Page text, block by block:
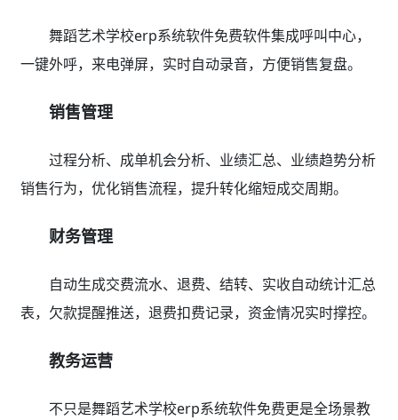
舞蹈艺术学校erp系统软件免费软件集成呼叫中心，
一键外呼，来电弹屏，实时自动录音，方便销售复盘。
销售管理
过程分析、成单机会分析、业绩汇总、业绩趋势分析
销售行为，优化销售流程，提升转化缩短成交周期。
财务管理
自动生成交费流水、退费、结转、实收自动统计汇总
表，欠款提醒推送，退费扣费记录，资金情况实时撑控。
教务运营
不只是舞蹈艺术学校erp系统软件免费更是全场景教